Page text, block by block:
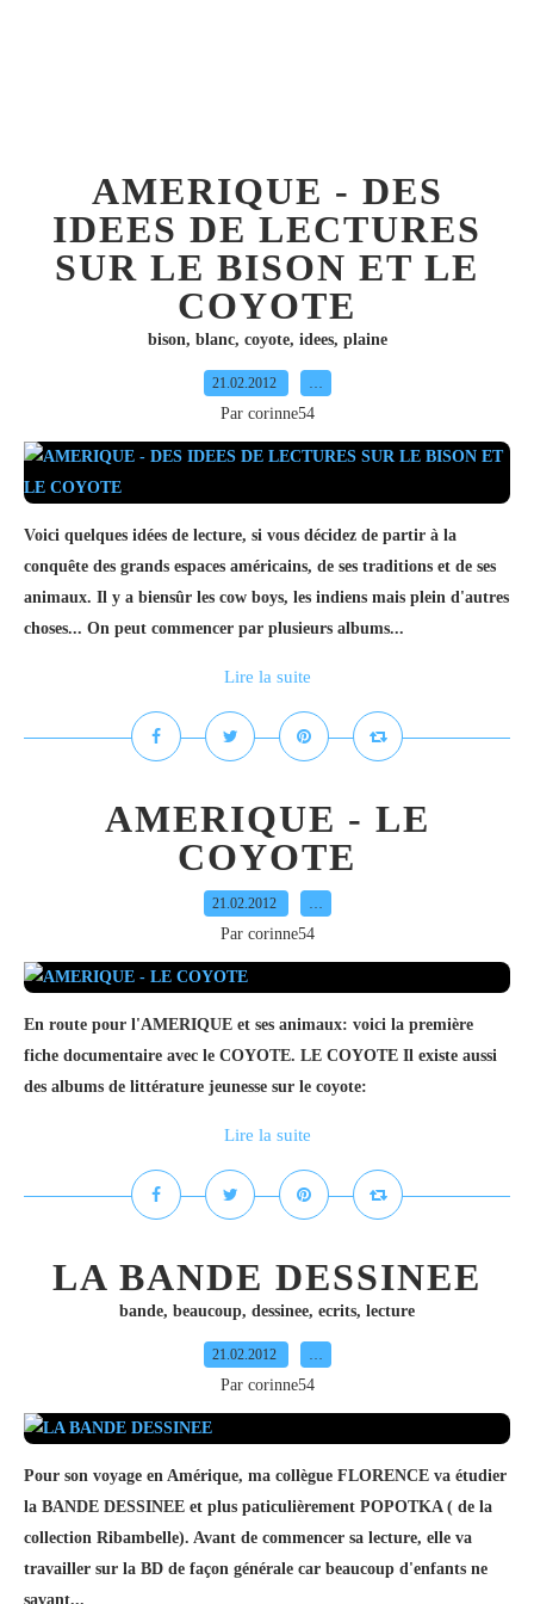
AMERIQUE - DES
IDEES DE LECTURES
SUR LE BISON ET LE
COYOTE
bison, blanc, coyote, idees, plaine
21.02.2012 …
Par corinne54
Voici quelques idées de lecture, si vous décidez de partir à la
conquête des grands espaces américains, de ses traditions et de ses
animaux. Il y a biensûr les cow boys, les indiens mais plein d'autres
choses... On peut commencer par plusieurs albums...
Lire la suite
AMERIQUE - LE
COYOTE
21.02.2012 …
Par corinne54
En route pour l'AMERIQUE et ses animaux: voici la première
fiche documentaire avec le COYOTE. LE COYOTE Il existe aussi
des albums de littérature jeunesse sur le coyote:
Lire la suite
LA BANDE DESSINEE
bande, beaucoup, dessinee, ecrits, lecture
21.02.2012 …
Par corinne54
Pour son voyage en Amérique, ma collègue FLORENCE va étudier
la BANDE DESSINEE et plus paticulièrement POPOTKA ( de la
collection Ribambelle). Avant de commencer sa lecture, elle va
travailler sur la BD de façon générale car beaucoup d'enfants ne
savant...